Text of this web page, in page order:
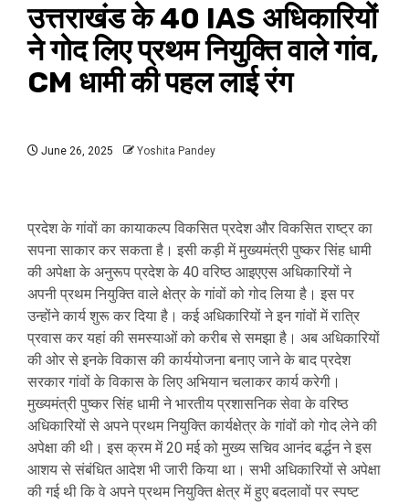
उत्तराखंड के 40 IAS अधिकारियों
ने गोद लिए प्रथम नियुक्ति वाले गांव,
CM धामी की पहल लाई रंग
June 26, 2025 Yoshita Pandey
प्रदेश के गांवों का कायाकल्प विकसित प्रदेश और विकसित राष्ट्र का
सपना साकार कर सकता है। इसी कड़ी में मुख्यमंत्री पुष्कर सिंह धामी
की अपेक्षा के अनुरूप प्रदेश के 40 वरिष्ठ आइएएस अधिकारियों ने
अपनी प्रथम नियुक्ति वाले क्षेत्र के गांवों को गोद लिया है। इस पर
उन्होंने कार्य शुरू कर दिया है। कई अधिकारियों ने इन गांवों में रात्रि
प्रवास कर यहां की समस्याओं को करीब से समझा है। अब अधिकारियों
की ओर से इनके विकास की कार्ययोजना बनाए जाने के बाद प्रदेश
सरकार गांवों के विकास के लिए अभियान चलाकर कार्य करेगी।
मुख्यमंत्री पुष्कर सिंह धामी ने भारतीय प्रशासनिक सेवा के वरिष्ठ
अधिकारियों से अपने प्रथम नियुक्ति कार्यक्षेत्र के गांवों को गोद लेने की
अपेक्षा की थी। इस क्रम में 20 मई को मुख्य सचिव आनंद बर्द्धन ने इस
आशय से संबंधित आदेश भी जारी किया था। सभी अधिकारियों से अपेक्षा
की गई थी कि वे अपने प्रथम नियुक्ति क्षेत्र में हुए बदलावों पर स्पष्ट